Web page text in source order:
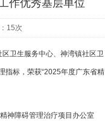
作优秀基层单位
15次
卫生服务中心、神湾镇社区卫
指标，荣获“2025年度广东省精
神障碍管理治疗项目办公室